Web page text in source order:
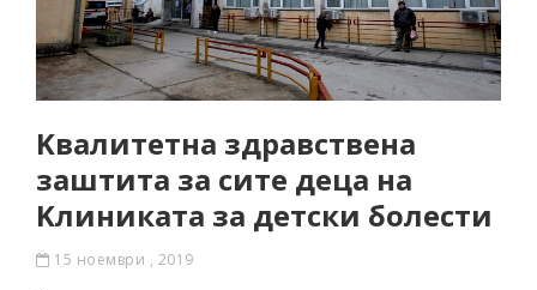
Kвалитетна здравствена
заштита за сите деца на
Kлиниката за детски болести
15 ноември , 2019